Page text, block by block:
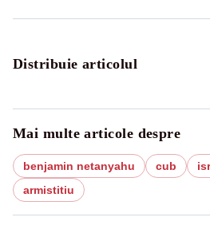
Distribuie articolul
Mai multe articole despre
benjamin netanyahu cub
armistitiu